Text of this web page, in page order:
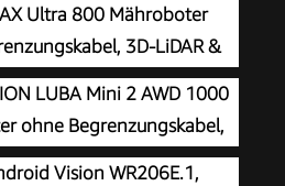
Ultra 800 Mähroboter
3D-LiDAR &
LUBA Mini 2 AWD 1000
ohne Begrenzungskabel,
㎡
Vision WR206E.1,